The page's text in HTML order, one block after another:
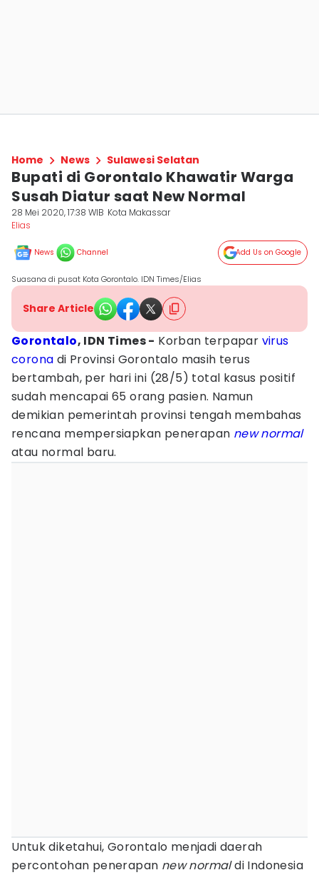
Home News Sulawesi Selatan
Bupati di Gorontalo Khawatir Warga
Susah Diatur saat New Normal
28 Mei 2020, 17:38 WIB Kota Makassar
Elias
News Channel Add Us on Google
Suasana di pusat Kota Gorontalo. IDN Times/Elias
Share Article
Gorontalo, IDN Times - Korban terpapar virus
corona di Provinsi Gorontalo masih terus
bertambah, per hari ini (28/5) total kasus positif
sudah mencapai 65 orang pasien. Namun
demikian pemerintah provinsi tengah membahas
rencana mempersiapkan penerapan new normal
atau normal baru.
Untuk diketahui, Gorontalo menjadi daerah
percontohan penerapan new normaldi Indonesia